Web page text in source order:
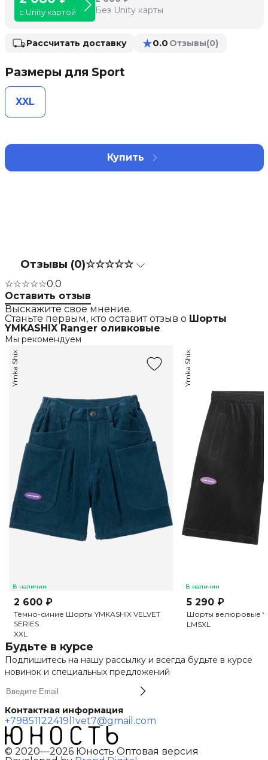
с Unity картой
Без Unity карты
Рассчитать доставку ★0.0 Отзывы(0)
Размеры для Sport
XXL
Купить
Отзывы (0)☆☆☆☆☆
☆☆☆☆☆0.0
Оставить отзыв
Выскажите свое мнение.
Станьте первым, кто оставит отзыв о Шорты
YMKASHIX Ranger оливковые
Мы рекомендуем
В наличии
Ymka Shix
2 600 ₽
Тёмно-синие Шорты YMKASHIX VELVET
SERIES
XXL
В наличии
Ymka Shix
5 290 ₽
Шорты велюровые
LMSXL
Будьте в курсе
Подпишитесь на нашу рассылку и всегда будьте в курсе
новинок и специальных предложений
Контактная информация
+79851122419 l1vet7@gmail.com
© 2020—2026 Юность Оптовая версия